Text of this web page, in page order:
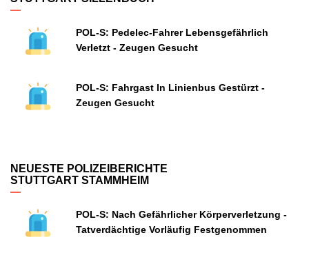
POL-S: Pedelec-Fahrer Lebensgefährlich
Verletzt - Zeugen Gesucht
POL-S: Fahrgast In Linienbus Gestürzt -
Zeugen Gesucht
NEUESTE POLIZEIBERICHTE
STUTTGART STAMMHEIM
POL-S: Nach Gefährlicher Körperverletzung -
Tatverdächtige Vorläufig Festgenommen